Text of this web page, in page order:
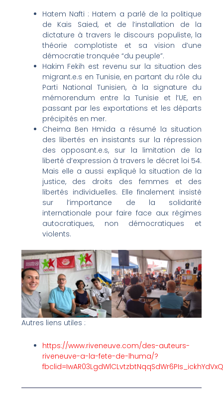
Hatem Nafti : Hatem a parlé de la politique
de Kais Saied, et de l’installation de la
dictature à travers le discours populiste, la
théorie complotiste et sa vision d’une
démocratie tronquée “du peuple”.
Hakim Fekih est revenu sur la situation des
migrant.e.s en Tunisie, en partant du rôle du
Parti National Tunisien, à la signature du
mémorendum entre la Tunisie et l’UE, en
passant par les exportations et les départs
précipités en mer.
Cheima Ben Hmida a résumé la situation
des libertés en insistants sur la répression
des opposant.e.s, sur la limitation de la
liberté d’expression à travers le décret loi 54.
Mais elle a aussi expliqué la situation de la
justice, des droits des femmes et des
libertés individuelles. Elle finalement insisté
sur l’importance de la solidarité
internationale pour faire face aux régimes
autocratiques, non démocratiques et
violents.
Autres liens utiles :
https://www.riveneuve.com/des-auteurs-
riveneuve-a-la-fete-de-lhuma/?
Prev